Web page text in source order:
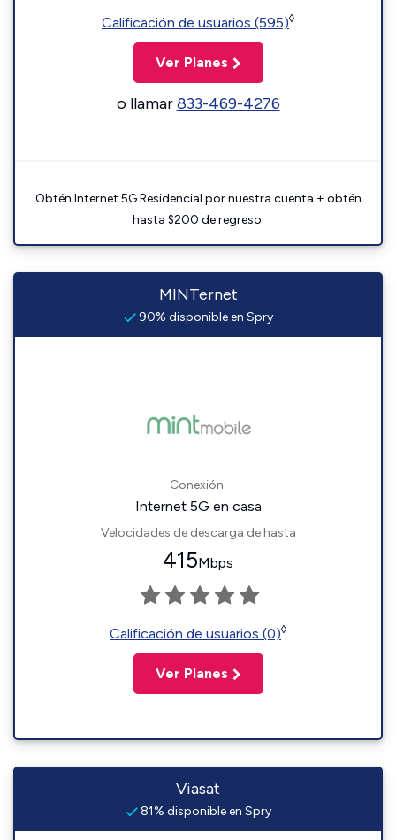
Calificación de usuarios (595)◊
Ver Planes
o llamar833-469-4276
Obtén Internet 5G Residencial por nuestra cuenta + obtén
hasta $200 de regreso.
MINTernet
90% disponible en Spry
Conexión:
Internet 5G en casa
Velocidades de descarga de hasta
415Mbps
Calificación de usuarios (0)◊
Ver Planes
Viasat
81% disponible en Spry